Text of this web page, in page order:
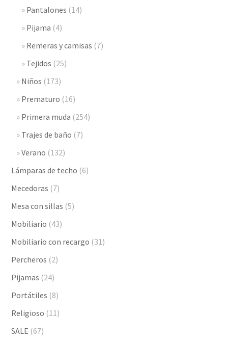
Pantalones (14)
Pijama (4)
Remeras y camisas (7)
Tejidos (25)
Niños (173)
Prematuro (16)
Primera muda (254)
Trajes de baño (7)
Verano (132)
Lámparas de techo (6)
Mecedoras (7)
Mesa con sillas (5)
Mobiliario (43)
Mobiliario con recargo (31)
Percheros (2)
Pijamas (24)
Portátiles (8)
Religioso (11)
SALE (67)